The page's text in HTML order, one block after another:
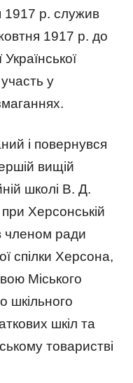
1917 р. служив
1917 р. до
у
і повернувся
вищій
школі В. Д.
Херсонській
членом ради
спілки Херсона,
Міського
шкільного
шкіл та
товаристві